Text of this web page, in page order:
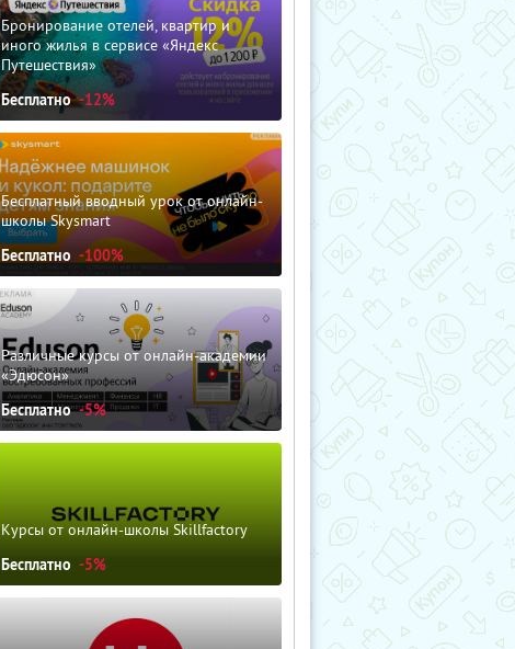
Бронирование отелей, квартир и
иного жилья в сервисе «Яндекс
Путешествия»
Бесплатно -12%
Бесплатный вводный урок от онлайн-
школы Skysmart
Бесплатно -100%
Различные курсы от онлайн-академии
«Эдюсон»
Бесплатно -5%
Курсы от онлайн-школы Skillfactory
Бесплатно -5%